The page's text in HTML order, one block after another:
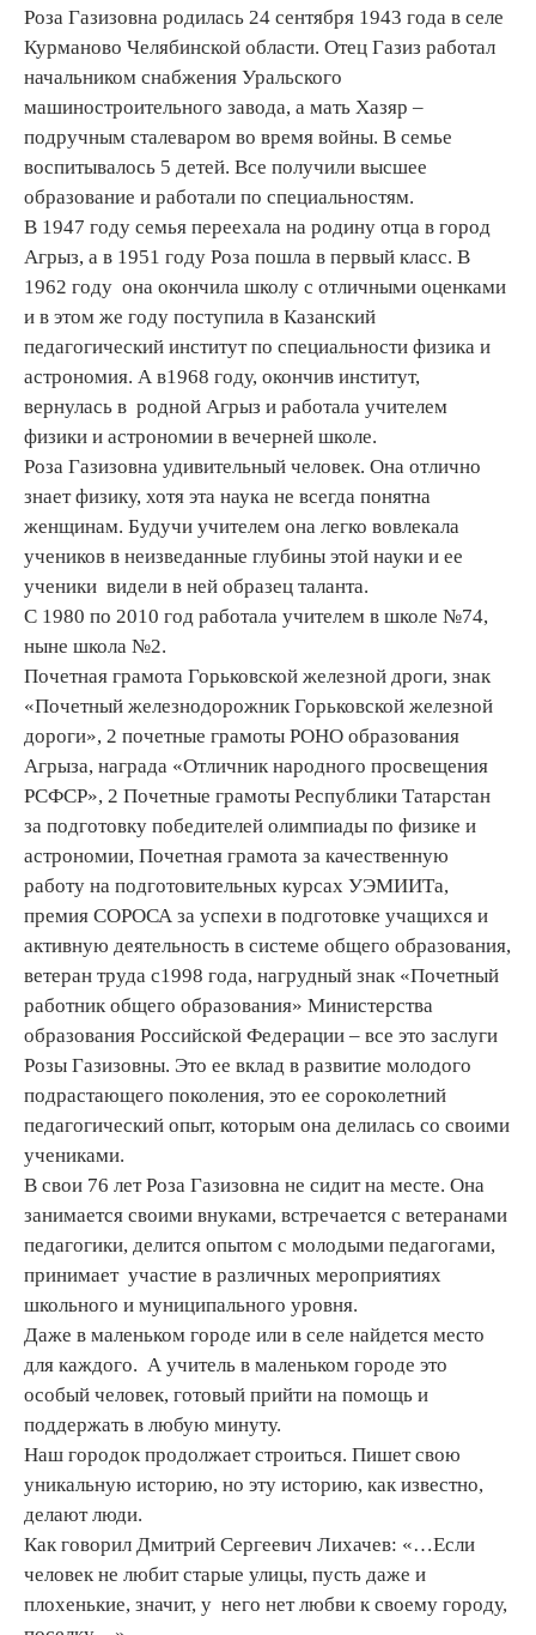
Роза Газизовна родилась 24 сентября 1943 года в селе
Курманово Челябинской области. Отец Газиз работал
начальником снабжения Уральского
машиностроительного завода, а мать Хазяр –
подручным сталеваром во время войны. В семье
воспитывалось 5 детей. Все получили высшее
образование и работали по специальностям.
В 1947 году семья переехала на родину отца в город
Агрыз, а в 1951 году Роза пошла в первый класс. В
1962 году она окончила школу с отличными оценками
и в этом же году поступила в Казанский
педагогический институт по специальности физика и
астрономия. А в1968 году, окончив институт,
вернулась в родной Агрыз и работала учителем
физики и астрономии в вечерней школе.
Роза Газизовна удивительный человек. Она отлично
знает физику, хотя эта наука не всегда понятна
женщинам. Будучи учителем она легко вовлекала
учеников в неизведанные глубины этой науки и ее
ученики видели в ней образец таланта.
С 1980 по 2010 год работала учителем в школе №74,
ныне школа №2.
Почетная грамота Горьковской железной дроги, знак
«Почетный железнодорожник Горьковской железной
дороги», 2 почетные грамоты РОНО образования
Агрыза, награда «Отличник народного просвещения
РСФСР», 2 Почетные грамоты Республики Татарстан
за подготовку победителей олимпиады по физике и
астрономии, Почетная грамота за качественную
работу на подготовительных курсах УЭМИИТа,
премия СОРОСА за успехи в подготовке учащихся и
активную деятельность в системе общего образования,
ветеран труда с1998 года, нагрудный знак «Почетный
работник общего образования» Министерства
образования Российской Федерации – все это заслуги
Розы Газизовны. Это ее вклад в развитие молодого
подрастающего поколения, это ее сороколетний
педагогический опыт, которым она делилась со своими
учениками.
В свои 76 лет Роза Газизовна не сидит на месте. Она
занимается своими внуками, встречается с ветеранами
педагогики, делится опытом с молодыми педагогами,
принимает участие в различных мероприятиях
школьного и муниципального уровня.
Даже в маленьком городе или в селе найдется место
для каждого. А учитель в маленьком городе это
особый человек, готовый прийти на помощь и
поддержать в любую минуту.
Наш городок продолжает строиться. Пишет свою
уникальную историю, но эту историю, как известно,
делают люди.
Как говорил Дмитрий Сергеевич Лихачев: «…Если
человек не любит старые улицы, пусть даже и
плохенькие, значит, у него нет любви к своему городу,